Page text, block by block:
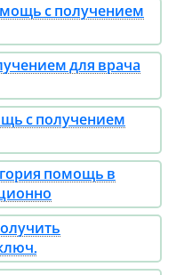
с получением
для врача
с получением
помощь в